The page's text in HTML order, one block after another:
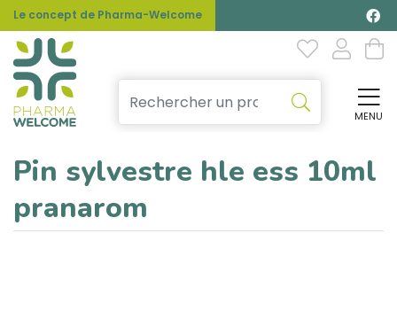
Le concept de Pharma-Welcome
MENU
Pin sylvestre hle ess 10ml
pranarom